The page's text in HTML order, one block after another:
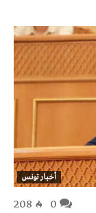
أخبار تونس
208